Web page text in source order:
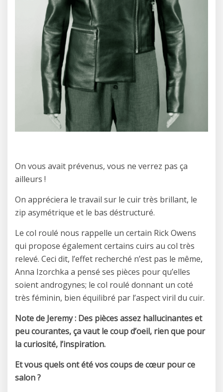
On vous avait prévenus, vous ne verrez pas ça
ailleurs !
On appréciera le travail sur le cuir très brillant, le
zip asymétrique et le bas déstructuré.
Le col roulé nous rappelle un certain Rick Owens
qui propose également certains cuirs au col très
relevé. Ceci dit, l’effet recherché n’est pas le même,
Anna Izorchka a pensé ses pièces pour qu’elles
soient androgynes; le col roulé donnant un coté
très féminin, bien équilibré par l’aspect viril du cuir.
Note de Jeremy : Des pièces assez hallucinantes et
peu courantes, ça vaut le coup d’oeil, rien que pour
la curiosité, l’inspiration.
Et vous quels ont été vos coups de cœur pour ce
salon ?